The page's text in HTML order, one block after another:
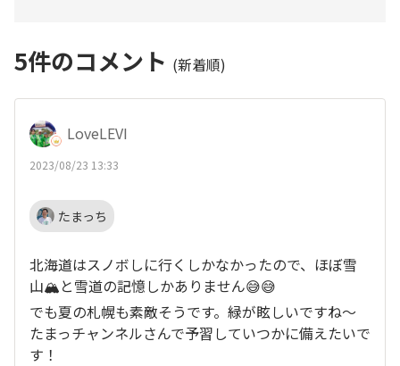
5件のコメント (新着順)
LoveLEVI
2023/08/23 13:33
たまっち
北海道はスノボしに行くしかなかったので、ほぼ雪
山🏔️と雪道の記憶しかありません😅😅
でも夏の札幌も素敵そうです。緑が眩しいですね〜
たまっチャンネルさんで予習していつかに備えたいで
す！